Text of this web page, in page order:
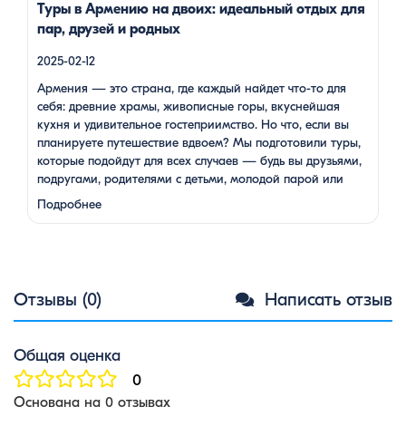
Туры в Армению на двоих: идеальный отдых для
пар, друзей и родных
2025-02-12
Армения — это страна, где каждый найдет что-то для
себя: древние храмы, живописные горы, вкуснейшая
кухня и удивительное гостеприимство. Но что, если вы
планируете путешествие вдвоем? Мы подготовили туры,
которые подойдут для всех случаев — будь вы друзьями,
подругами, родителями с детьми, молодой парой или
супругами в возрасте. Какой тур выбрать для
путешествия вдвоем? 1. …
Подробнее
Отзывы (0) Написать отзыв
Общая оценка
0
Основана на 0 отзывах